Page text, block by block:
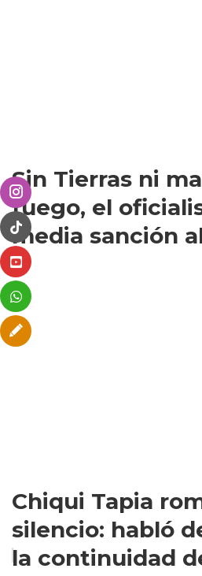
Sin Tierras ni
fuego, el
media sanción
Chiqui Tapia
silencio: habló
la continuidad